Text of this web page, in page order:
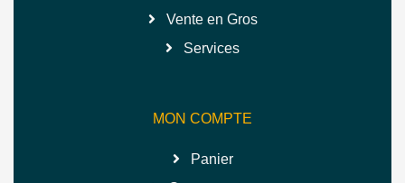
Vente en Gros
Services
MON COMPTE
Panier